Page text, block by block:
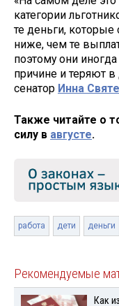
категории
те деньги, которые
ниже, чем те
поэтому они
причине и теряют в
сенатор Инна
Также читайте о
силу в августе.
работа дети деньги
Рекомендуемые
Как